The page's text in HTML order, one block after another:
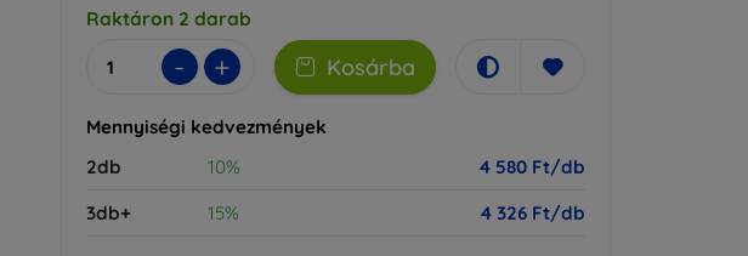
Raktáron 2 darab
- + Kosárba
Mennyiségi kedvezmények
2db
10%
4 580 Ft/db
3db+
15% 4 326 Ft/db